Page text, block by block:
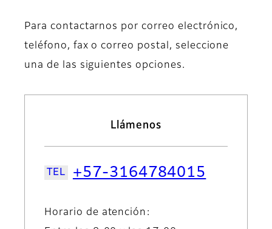
Para contactarnos por correo electrónico,
teléfono, fax o correo postal, seleccione
una de las siguientes opciones.
Llámenos
+57-3164784015
Horario de atención: